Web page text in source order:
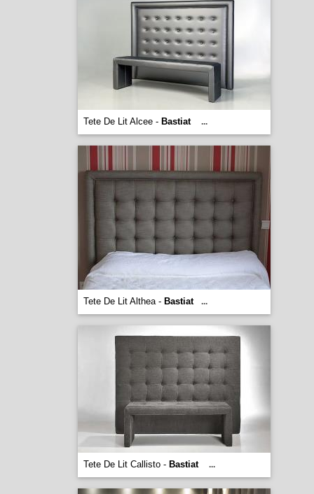
Tete De Lit Alcee - Bastiat ...
Tete De Lit Althea - Bastiat ...
Tete De Lit Callisto - Bastiat ...